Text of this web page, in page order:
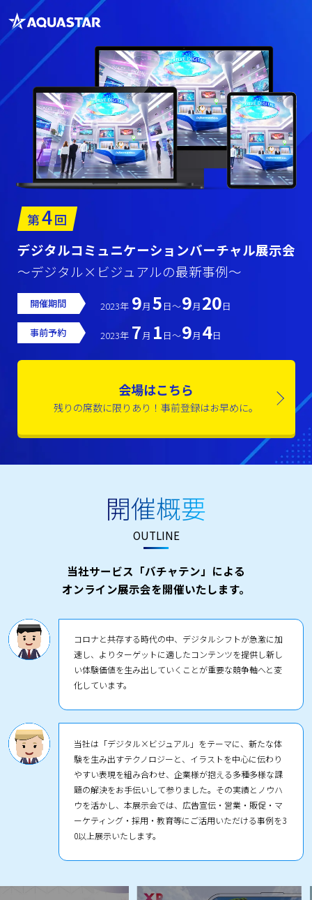
第4回
デジタルコミュニケーションバーチャル展示会
〜デジタル×ビジュアルの最新事例〜
開催期間 2023年 9月 5 日〜9月 20日
事前予約
2023年 7月 1 日〜9月 4日
会場はこちら
残りの席数に限りあり！事前登録はお早めに。
開催概要
OUTLINE
当社サービス「バチャテン」による
オンライン展示会を開催いたします。
コロナと共存する時代の中、デジタルシフトが急激に加
速し、よりターゲットに適したコンテンツを提供し新し
い体験価値を⽣み出していくことが重要な競争軸へと変
化しています。
当社は「デジタル×ビジュアル」をテーマに、新たな体
験を⽣み出すテクノロジーと、イラストを中⼼に伝わり
やすい表現を組み合わせ、企業様が抱える多種多様な課
題の解決をお⼿伝いして参りました。その実績とノウハ
ウを活かし、本展⽰会では、広告宣伝・営業・販促・マ
ーケティング・採⽤・教育等にご活⽤いただける事例を3
0以上展⽰いたします。